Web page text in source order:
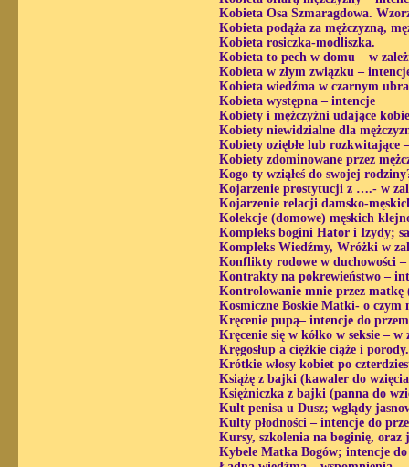
Kobieta Osa Szmaragdowa.
Kobieta podąża za mężczyzną,
Kobieta rosiczka-modliszka.
Kobieta to pech w domu – w
Kobieta w złym związku –
Kobieta wiedźma w czarnym
Kobieta występna – intencje
Kobiety i mężczyźni udające
Kobiety niewidzialne dla
Kobiety oziębłe lub rozkwitające
Kobiety zdominowane przez
Kogo ty wziąłeś do swojej
Kojarzenie prostytucji z ….- w
Kojarzenie relacji damsko-
Kolekcje (domowe) męskich
Kompleks bogini Hator i Izydy;
Kompleks Wiedźmy, Wróżki w
Konflikty rodowe w duchowości
Kontrakty na pokrewieństwo –
Kontrolowanie mnie przez matkę
Kosmiczne Boskie Matki- o czym
Kręcenie pupą– intencje do
Kręcenie się w kółko w seksie –
Kręgosłup a ciężkie ciąże i
Krótkie włosy kobiet po
Książę z bajki (kawaler do
Księżniczka z bajki (panna do
Kult penisa u Dusz; wglądy
Kulty płodności – intencje do
Kursy, szkolenia na boginię,
Kybele Matka Bogów; intencje